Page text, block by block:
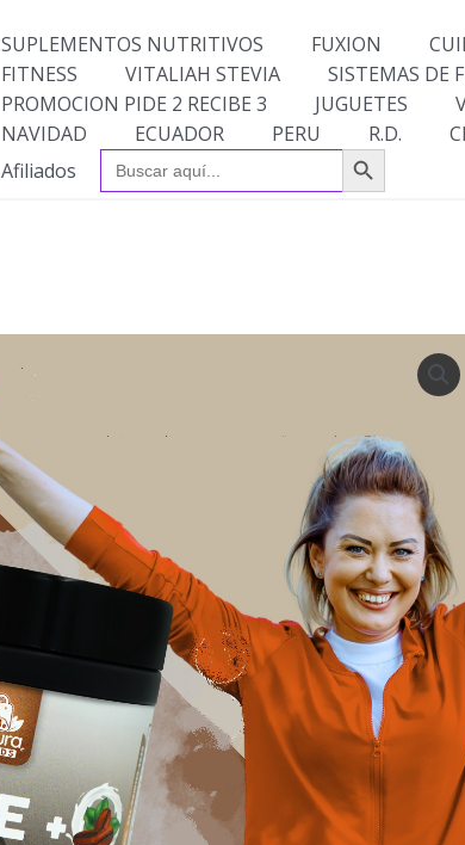
SUPLEMENTOS NUTRITIVOS FUXION
FITNESS
VITALIAH STEVIA SISTEMAS DE
PROMOCION PIDE 2 RECIBE 3
JUGUETES
NAVIDAD
ECUADOR PERU R.D.
Afiliados
Buscar: Botón de búsqueda